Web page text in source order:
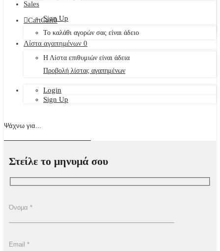
Sign Up
Sales
CartCart0
Το καλάθι αγορών σας είναι άδειο
Λίστα αγαπημένων 0
Η Λίστα επιθυμιών είναι άδεια
Προβολή λίστας αγαπημένων
Login
Sign Up
Στείλε το μηνυμά σου